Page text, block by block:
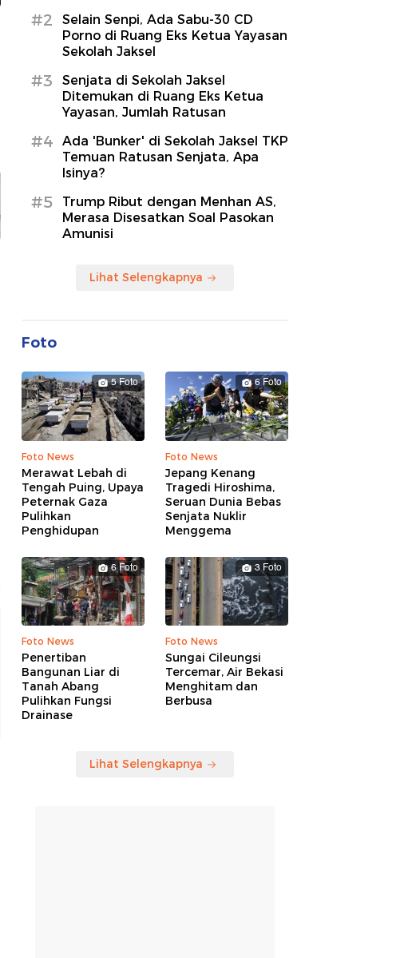
#2
Selain Senpi, Ada Sabu-30 CD
Porno di Ruang Eks Ketua Yayasan
Sekolah Jaksel
#3
Senjata di Sekolah Jaksel
Ditemukan di Ruang Eks Ketua
Yayasan, Jumlah Ratusan
#4
Ada 'Bunker' di Sekolah Jaksel TKP
Temuan Ratusan Senjata, Apa
Isinya?
#5
Trump Ribut dengan Menhan AS,
Merasa Disesatkan Soal Pasokan
Amunisi
Lihat Selengkapnya
Foto
5 Foto
Foto News
Merawat Lebah di
Tengah Puing, Upaya
Peternak Gaza
Pulihkan
Penghidupan
6 Foto
Foto News
Jepang Kenang
Tragedi Hiroshima,
Seruan Dunia Bebas
Senjata Nuklir
Menggema
6 Foto
Foto News
Penertiban
Bangunan Liar di
Tanah Abang
Pulihkan Fungsi
Drainase
3 Foto
Foto News
Sungai Cileungsi
Tercemar, Air Bekasi
Menghitam dan
Berbusa
Lihat Selengkapnya